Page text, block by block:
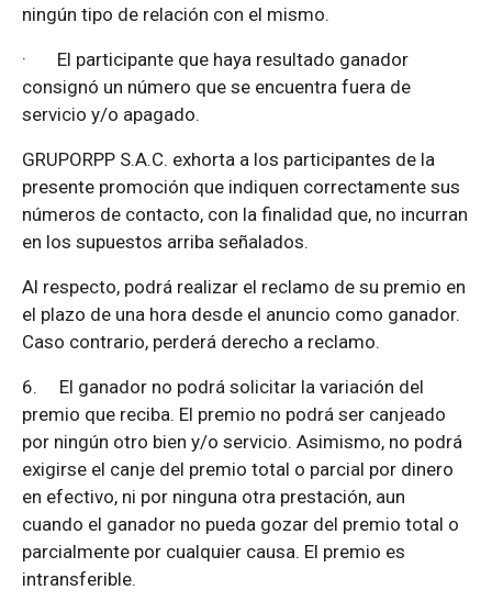
ningún tipo de relación con el mismo.
· El participante que haya resultado ganador
consignó un número que se encuentra fuera de
servicio y/o apagado.
GRUPORPP S.A.C. exhorta a los participantes de la
presente promoción que indiquen correctamente sus
números de contacto, con la finalidad que, no incurran
en los supuestos arriba señalados.
Al respecto, podrá realizar el reclamo de su premio en
el plazo de una hora desde el anuncio como ganador.
Caso contrario, perderá derecho a reclamo.
6. El ganador no podrá solicitar la variación del
premio que reciba. El premio no podrá ser canjeado
por ningún otro bien y/o servicio. Asimismo, no podrá
exigirse el canje del premio total o parcial por dinero
en efectivo, ni por ninguna otra prestación, aun
cuando el ganador no pueda gozar del premio total o
parcialmente por cualquier causa. El premio es
intransferible.